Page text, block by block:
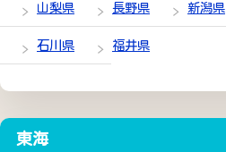
山梨県 長野県 新潟県
石川県 福井県
東海